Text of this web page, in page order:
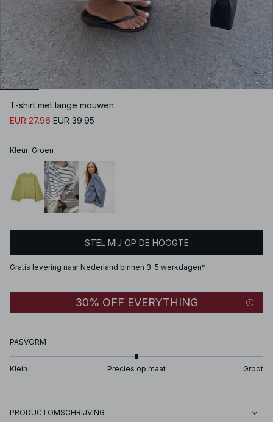
T-shirt met lange mouwen
EUR 27.96 EUR 39.95
Kleur: Groen
STEL MIJ OP DE HOOGTE
Gratis levering naar Nederland binnen 3-5 werkdagen*
30% OFF EVERYTHING
PASVORM
Klein Precies op maat Groot
PRODUCTOMSCHRIJVING